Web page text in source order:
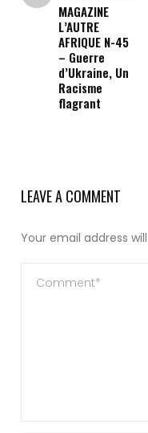
MAGAZINE
L’AUTRE
AFRIQUE N-45
– Guerre
d’Ukraine, Un
Racisme
flagrant
LEAVE A COMMENT
Your email address